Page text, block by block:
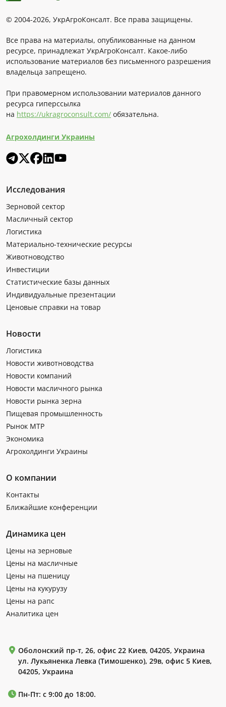
© 2004-2026, УкрАгроКонсалт. Все права защищены.
Все права на материалы, опубликованные на данном
ресурсе, принадлежат УкрАгроКонсалт. Какое-либо
использование материалов без письменного разрешения
владельца запрещено.
При правомерном использовании материалов данного
ресурса гиперссылка
на https://ukragroconsult.com/ обязательна.
Агрохолдинги Украины
Исследования
Зерновой сектор
Масличный сектор
Логистика
Материально-технические ресурсы
Животноводство
Инвестиции
Статистические базы данных
Индивидуальные презентации
Ценовые справки на товар
Новости
Логистика
Новости животноводства
Новости компаний
Новости масличного рынка
Новости рынка зерна
Пищевая промышленность
Рынок МТР
Экономика
Агрохолдинги Украины
О компании
Контакты
Ближайшие конференции
Динамика цен
Цены на зерновые
Цены на масличные
Цены на пшеницу
Цены на кукурузу
Цены на рапс
Аналитика цен
Оболонский пр-т, 26, офис 22 Киев, 04205, Украина
ул. Лукьяненка Левка (Тимошенко), 29в, офис 5 Киев,
04205, Украина
Пн-Пт: с 9:00 до 18:00.